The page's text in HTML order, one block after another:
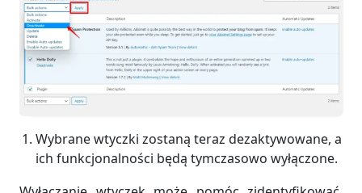
Wybrane wtyczki zostaną teraz dezaktywowane, a
ich funkcjonalności będą tymczasowo wyłączone.